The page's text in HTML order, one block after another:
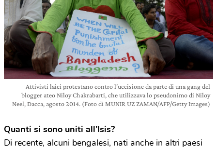
Attivisti laici protestano contro l’uccisione da parte di una gang del
blogger ateo Niloy Chakrabarti, che utilizzava lo pseudonimo di Niloy
Neel, Dacca, agosto 2014. (Foto di MUNIR UZ ZAMAN/AFP/Getty Images)
Quanti si sono uniti all’Isis?
Di recente, alcuni bengalesi, nati anche in altri paesi